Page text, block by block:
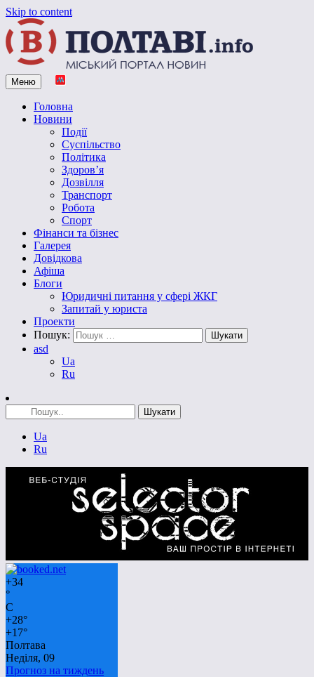
Skip to content
Vpoltave.info
Полтавський портал новин
Меню
Головна
Новини
Події
Суспільство
Політика
Здоров’я
Дозвілля
Транспорт
Робота
Спорт
Фінанси та бізнес
Галерея
Довідкова
Афіша
Блоги
Юридичні питання у сфері ЖКГ
Запитай у юриста
Проекти
Пошук:
asd
Ua
Ru
Ua
Ru
+34
°
C
+28°
+17°
Полтава
Неділя, 09
Прогноз на тиждень